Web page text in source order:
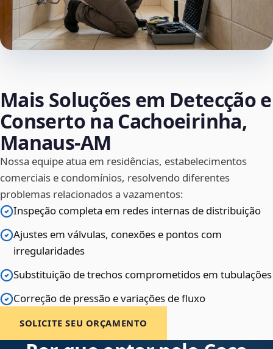
Mais Soluções em Detecção e
Conserto na Cachoeirinha,
Manaus‑AM
Nossa equipe atua em residências, estabelecimentos
comerciais e condomínios, resolvendo diferentes
problemas relacionados a vazamentos:
Inspeção completa em redes internas de distribuição
Ajustes em válvulas, conexões e pontos com
irregularidades
Substituição de trechos comprometidos em tubulações
Correção de pressão e variações de fluxo
SOLICITE SEU ORÇAMENTO